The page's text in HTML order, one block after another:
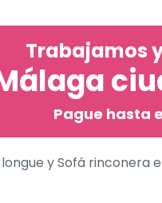
Trabajamos
Pague hasta
y Sofá rinconera